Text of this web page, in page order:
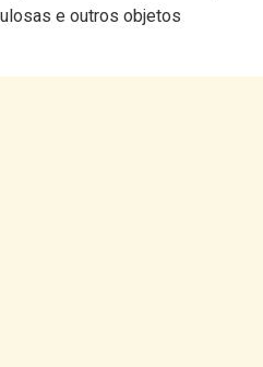
e outros objetos